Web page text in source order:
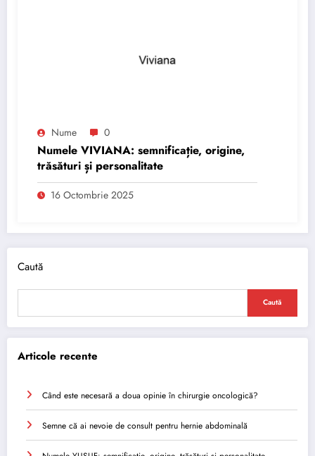
Nume 0
Numele VIVIANA: semnificație, origine,
trăsături și personalitate
16 Octombrie 2025
Caută
Caută
Articole recente
Când este necesară a doua opinie în chirurgie oncologică?
Semne că ai nevoie de consult pentru hernie abdominală